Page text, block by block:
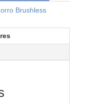
Brushless